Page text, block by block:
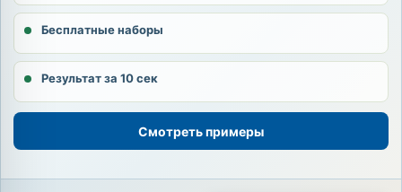
Бесплатные наборы
Результат за 10 сек
Смотреть примеры